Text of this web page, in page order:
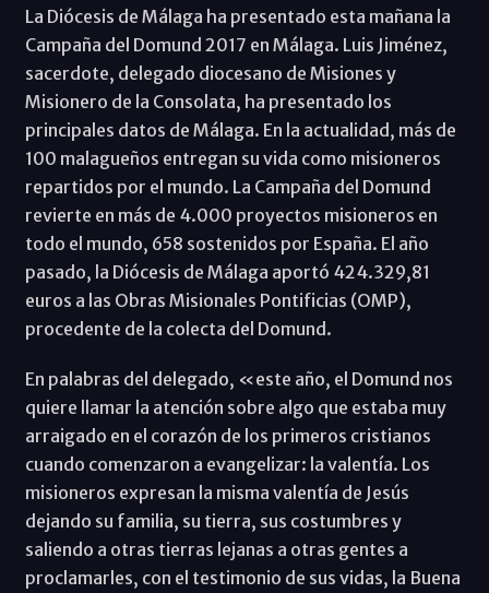
La Diócesis de Málaga ha presentado esta mañana la
Campaña del Domund 2017 en Málaga. Luis Jiménez,
sacerdote, delegado diocesano de Misiones y
Misionero de la Consolata, ha presentado los
principales datos de Málaga. En la actualidad, más de
100 malagueños entregan su vida como misioneros
repartidos por el mundo. La Campaña del Domund
revierte en más de 4.000 proyectos misioneros en
todo el mundo, 658 sostenidos por España. El año
pasado, la Diócesis de Málaga aportó 424.329,81
euros a las Obras Misionales Pontificias (OMP),
procedente de la colecta del Domund.
En palabras del delegado, «este año, el Domund nos
quiere llamar la atención sobre algo que estaba muy
arraigado en el corazón de los primeros cristianos
cuando comenzaron a evangelizar: la valentía. Los
misioneros expresan la misma valentía de Jesús
dejando su familia, su tierra, sus costumbres y
saliendo a otras tierras lejanas a otras gentes a
proclamarles, con el testimonio de sus vidas, la Buena